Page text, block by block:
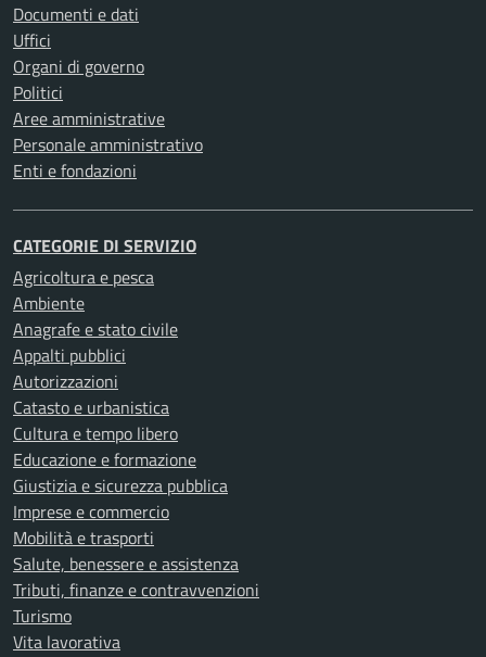
Documenti e dati
Uffici
Organi di governo
Politici
Aree amministrative
Personale amministrativo
Enti e fondazioni
CATEGORIE DI SERVIZIO
Agricoltura e pesca
Ambiente
Anagrafe e stato civile
Appalti pubblici
Autorizzazioni
Catasto e urbanistica
Cultura e tempo libero
Educazione e formazione
Giustizia e sicurezza pubblica
Imprese e commercio
Mobilità e trasporti
Salute, benessere e assistenza
Tributi, finanze e contravvenzioni
Turismo
Vita lavorativa